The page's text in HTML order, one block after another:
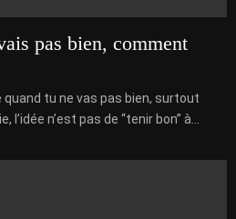
pas bien, comment
tu ne vas pas bien, surtout
n’est pas de “tenir bon” à...